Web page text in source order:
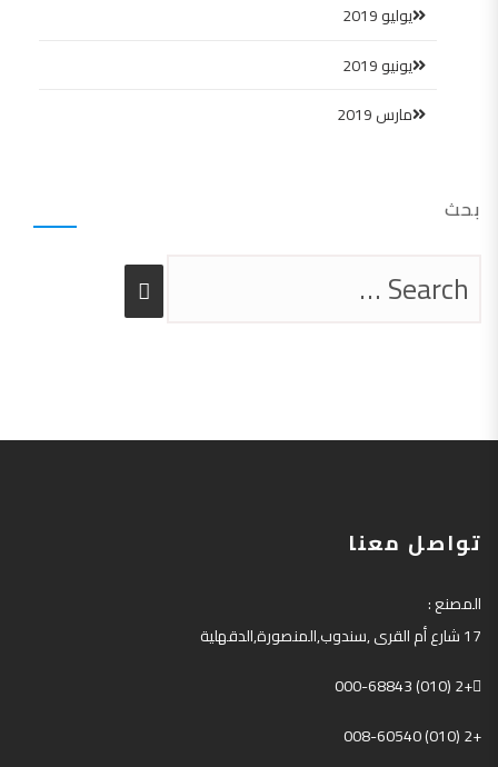
يوليو 2019
يونيو 2019
مارس 2019
بحث
تواصل معنا
المصنع:
17شارع أم القرى,سندوب,المنصورة,الدقهلية
+2 (010) 000-68843
+2 (010) 008-60540